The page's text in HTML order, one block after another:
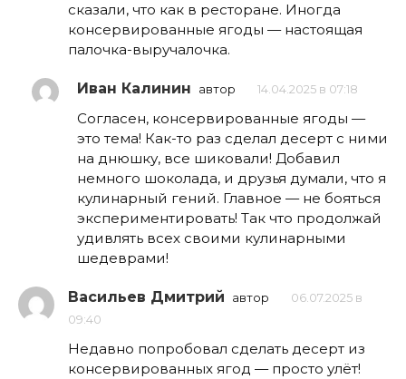
сказали, что как в ресторане. Иногда
консервированные ягоды — настоящая
палочка-выручалочка.
Иван Калинин автор 14.04.2025 в 07:18
Согласен, консервированные ягоды —
это тема! Как-то раз сделал десерт с ними
на днюшку, все шиковали! Добавил
немного шоколада, и друзья думали, что я
кулинарный гений. Главное — не бояться
экспериментировать! Так что продолжай
удивлять всех своими кулинарными
шедеврами!
Васильев Дмитрий автор
06.07.2025 в
09:40
Недавно попробовал сделать десерт из
консервированных ягод — просто улёт!